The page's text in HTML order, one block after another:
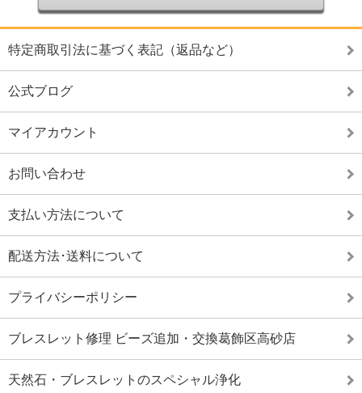
特定商取引法に基づく表記（返品など）
公式ブログ
マイアカウント
お問い合わせ
支払い方法について
配送方法･送料について
プライバシーポリシー
ブレスレット修理 ビーズ追加・交換葛飾区高砂店
天然石・ブレスレットのスペシャル浄化